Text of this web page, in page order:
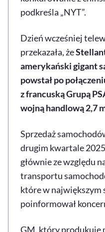
podkreśla „NYT”.
Dzień wcześniej
przekazała, że
amerykański gigant
powstał po
z francuską Grupą
wojną handlową 2,7
Sprzedaż
drugim kwartale
głównie ze względu
transportu
które w największym
poinformował
GM, który produkuje